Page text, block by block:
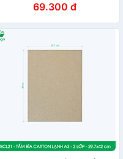
hàng, làm đồ handmade
69.300 đ